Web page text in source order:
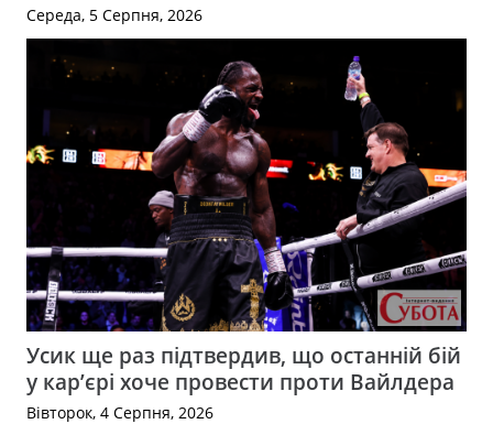
Середа, 5 Серпня, 2026
Усик ще раз підтвердив, що останній бій
у кар’єрі хоче провести проти Вайлдера
Вівторок, 4 Серпня, 2026